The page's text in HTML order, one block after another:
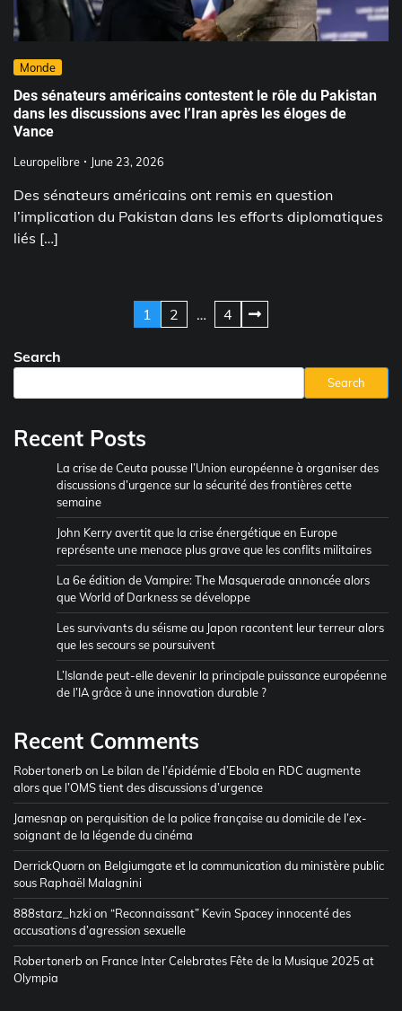
Monde
Des sénateurs américains contestent le rôle du Pakistan
dans les discussions avec l’Iran après les éloges de
Vance
Leuropelibre June 23, 2026
Des sénateurs américains ont remis en question
l’implication du Pakistan dans les efforts diplomatiques
liés […]
pagination
1 2 … 4
Search
Search
Recent Posts
La crise de Ceuta pousse l’Union européenne à organiser des
discussions d’urgence sur la sécurité des frontières cette
semaine
John Kerry avertit que la crise énergétique en Europe
représente une menace plus grave que les conflits militaires
La 6e édition de Vampire: The Masquerade annoncée alors
que World of Darkness se développe
Les survivants du séisme au Japon racontent leur terreur alors
que les secours se poursuivent
L’Islande peut-elle devenir la principale puissance européenne
de l’IA grâce à une innovation durable ?
Recent Comments
Robertonerbon Le bilan de l’épidémie d’Ebola en RDC augmente
alors que l’OMS tient des discussions d’urgence
Jamesnapon perquisition de la police française au domicile de l’ex-
soignant de la légende du cinéma
DerrickQuorn on Belgiumgate et la communication du ministère public
sous Raphaël Malagnini
888starz_hzkion “Reconnaissant” Kevin Spacey innocenté des
accusations d’agression sexuelle
Robertonerbon France Inter Celebrates Fête de la Musique 2025 at
Olympia